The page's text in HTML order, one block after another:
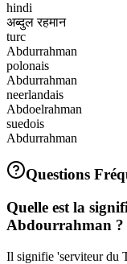
hindi
अब्दुल रहमान
turc
Abdurrahman
polonais
Abdurrahman
neerlandais
Abdoelrahman
suedois
Abdurrahman
Questions
Quelle est la
Abdourrahman ?
Il signifie 'serviteur du